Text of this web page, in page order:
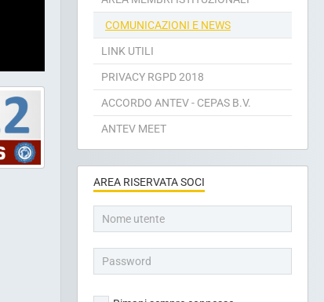
LINEA GUIDA INTERASSOCIATIVA
AREA MEMBRI ISTITUZIONALI
COMUNICAZIONI E NEWS
LINK UTILI
PRIVACY RGPD 2018
ANTEV MEET
AREA RISERVATA SOCI